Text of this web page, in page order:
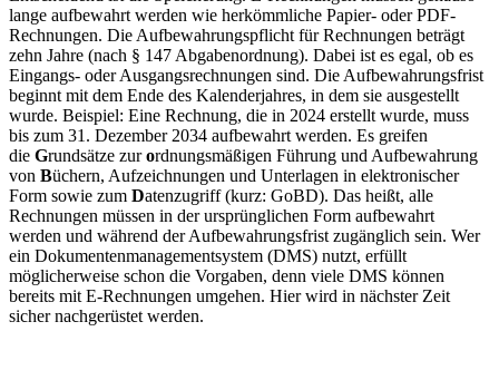
lange aufbewahrt werden wie herkömmliche Papier- oder PDF-
Rechnungen. Die Aufbewahrungspflicht für Rechnungen beträgt
zehn Jahre (nach § 147 Abgabenordnung). Dabei ist es egal, ob es
Eingangs- oder Ausgangsrechnungen sind. Die Aufbewahrungsfrist
beginnt mit dem Ende des Kalenderjahres, in dem sie ausgestellt
wurde. Beispiel: Eine Rechnung, die in 2024 erstellt wurde, muss
bis zum 31. Dezember 2034 aufbewahrt werden. Es greifen
die Grundsätze zurordnungsmäßigen Führung und Aufbewahrung
von Büchern, Aufzeichnungen und Unterlagen in elektronischer
Form sowie zum Datenzugriff (kurz: GoBD). Das heißt, alle
Rechnungen müssen in der ursprünglichen Form aufbewahrt
werden und während der Aufbewahrungsfrist zugänglich sein. Wer
ein Dokumentenmanagementsystem (DMS) nutzt, erfüllt
möglicherweise schon die Vorgaben, denn viele DMS können
bereits mit E-Rechnungen umgehen. Hier wird in nächster Zeit
sicher nachgerüstet werden.